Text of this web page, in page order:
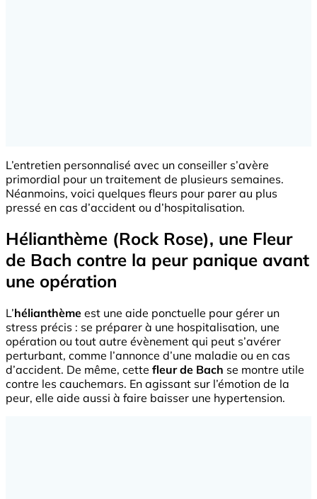
L’entretien personnalisé avec un conseiller s’avère
primordial pour un traitement de plusieurs semaines.
Néanmoins, voici quelques fleurs pour parer au plus
pressé en cas d’accident ou d’hospitalisation.
Hélianthème (Rock Rose), une Fleur
de Bach contre la peur panique avant
une opération
L’hélianthème est une aide ponctuelle pour gérer un
stress précis : se préparer à une hospitalisation, une
opération ou tout autre évènement qui peut s’avérer
perturbant, comme l’annonce d’une maladie ou en cas
d’accident. De même, cette fleur de Bach se montre utile
contre les cauchemars. En agissant sur l’émotion de la
peur, elle aide aussi à faire baisser une hypertension.